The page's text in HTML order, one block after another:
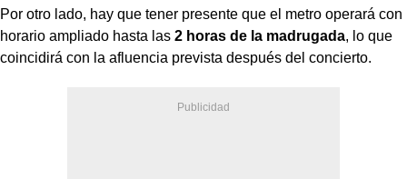
Por otro lado, hay que tener presente que el metro operará con
horario ampliado hasta las 2 horas de la madrugada, lo que
coincidirá con la afluencia prevista después del concierto.